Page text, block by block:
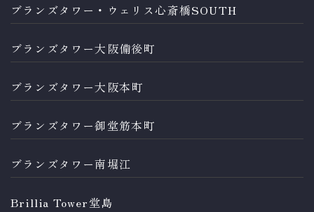
ブランズタワー・ウェリス心斎橋SOUTH
ブランズタワー大阪備後町
ブランズタワー大阪本町
ブランズタワー御堂筋本町
ブランズタワー南堀江
Brillia Tower堂島